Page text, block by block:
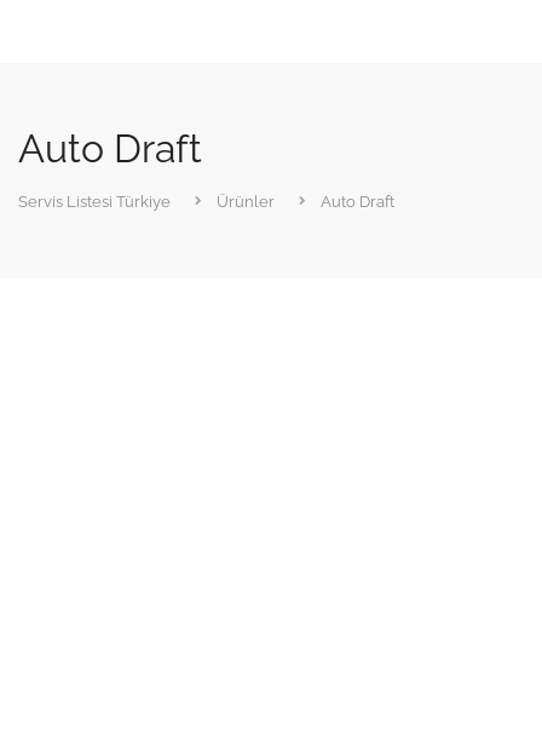
Auto Draft
Servis Listesi Türkiye Ürünler Auto Draft